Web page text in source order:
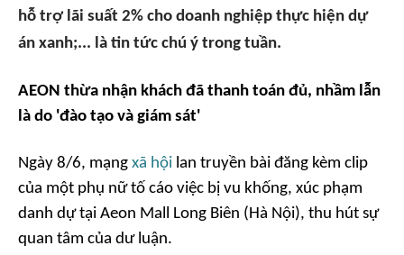
hỗ trợ lãi suất 2% cho doanh nghiệp thực hiện dự
án xanh;... là tin tức chú ý trong tuần.
AEON thừa nhận khách đã thanh toán đủ, nhầm lẫn
là do 'đào tạo và giám sát'
Ngày 8/6, mạng xã hội lan truyền bài đăng kèm clip
của một phụ nữ tố cáo việc bị vu khống, xúc phạm
danh dự tại Aeon Mall Long Biên (Hà Nội), thu hút sự
quan tâm của dư luận.